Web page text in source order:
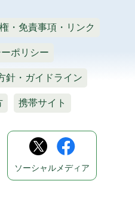
・免責事項・リンク
ポリシー
針・ガイドライン
携帯サイト
ソーシャルメディア